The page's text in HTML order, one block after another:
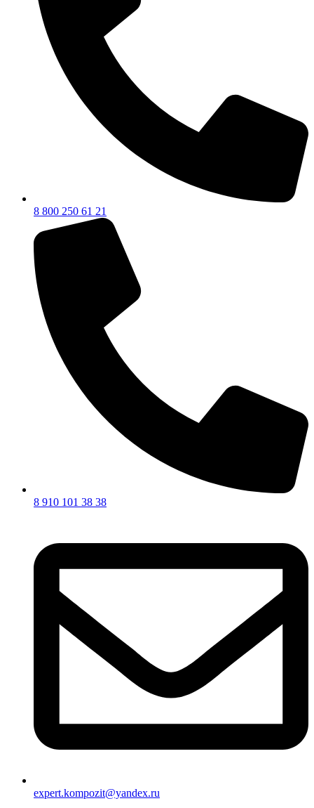
8 800 250 61 21
8 910 101 38 38
expert.kompozit@yandex.ru